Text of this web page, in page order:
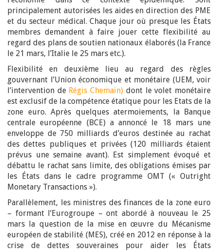
principalement autorisées les aides en direction des PME
et du secteur médical. Chaque jour où presque les États
membres demandent à faire jouer cette flexibilité au
regard des plans de soutien nationaux élaborés (la France
le 21 mars, l’Italie le 25 mars etc.).
Flexibilité en deuxième lieu au regard des règles
gouvernant l’Union économique et monétaire (UEM, voir
l’intervention de Régis Chemain) dont le volet monétaire
est exclusif de la compétence étatique pour les Etats de la
zone euro. Après quelques atermoiements, la Banque
centrale européenne (BCE) a annoncé le 18 mars une
enveloppe de 750 milliards d’euros destinée au rachat
des dettes publiques et privées (120 milliards étaient
prévus une semaine avant). Est simplement évoqué et
débattu le rachat sans limite, des obligations émises par
les États dans le cadre programme OMT (« Outright
Monetary Transactions »).
Parallèlement, les ministres des finances de la zone euro
– formant l’Eurogroupe – ont abordé à nouveau le 25
mars la question de la mise en œuvre du Mécanisme
européen de stabilité (MES), créé en 2012 en réponse à la
crise de dettes souveraines pour aider les États